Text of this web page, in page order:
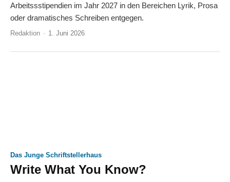
Arbeitssstipendien im Jahr 2027 in den Bereichen Lyrik, Prosa
oder dramatisches Schreiben entgegen.
Redaktion - 1. Juni 2026
Das Junge Schriftstellerhaus
Write What You Know?